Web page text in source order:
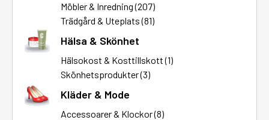
Möbler & Inredning (207)
Trädgård & Uteplats (81)
Hälsa & Skönhet
Hälsokost & Kosttillskott (1)
Skönhetsprodukter (3)
Kläder & Mode
Accessoarer & Klockor (8)